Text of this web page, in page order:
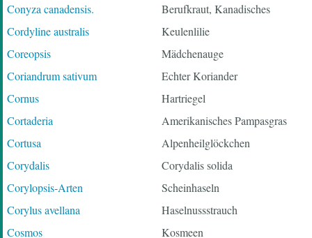
Conyza canadensis.
Berufkraut, Kanadisches
Cordyline australis
Keulenlilie
Coreopsis
Mädchenauge
Coriandrum sativum
Echter Koriander
Cornus
Hartriegel
Cortaderia
Amerikanisches Pampasgras
Cortusa
Alpenheilglöckchen
Corydalis
Corydalis solida
Corylopsis-Arten
Scheinhaseln
Corylus avellana
Haselnussstrauch
Cosmos
Kosmeen